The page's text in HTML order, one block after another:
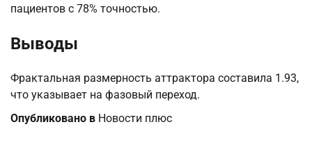
пациентов с 78% точностью.
Выводы
Фрактальная размерность аттрактора составила 1.93,
что указывает на фазовый переход.
Опубликовано в Новости плюс